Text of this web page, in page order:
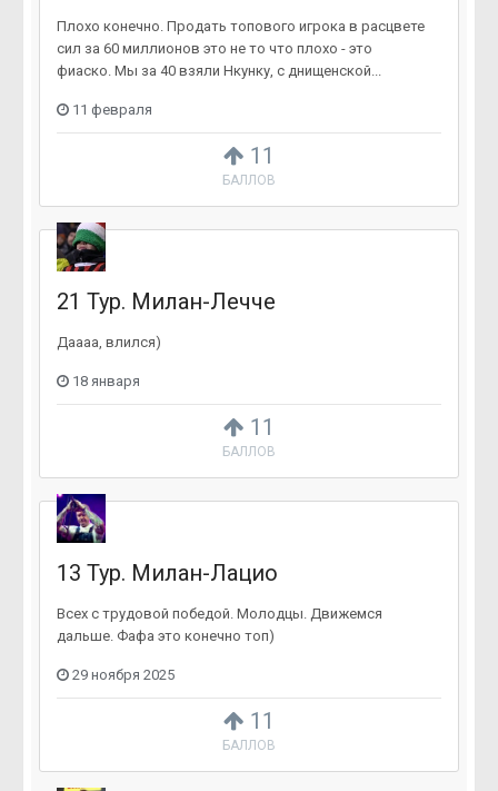
11
БАЛЛОВ
Плохо конечно. Продать топового игрока в расцвете
сил за 60 миллионов это не то что плохо - это
фиаско. Мы за 40 взяли Нкунку, с днищенской...
11 февраля
11
БАЛЛОВ
21 Тур. Милан-Лечче
Даааа, влился)
18 января
11
БАЛЛОВ
13 Тур. Милан-Лацио
Всех с трудовой победой. Молодцы. Движемся
дальше. Фафа это конечно топ)
29 ноября 2025